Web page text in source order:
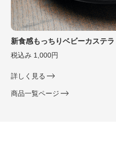
新食感もっちりベビーカステラ
税込み 1,000円
詳しく見る
商品一覧ページ